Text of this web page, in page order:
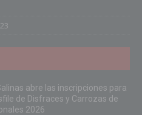
abre las inscripciones para
de Disfraces y Carrozas de
2026